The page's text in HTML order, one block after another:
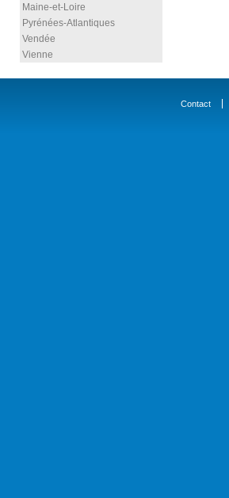
Maine-et-Loire
Pyrénées-Atlantiques
Vendée
Vienne
Contact